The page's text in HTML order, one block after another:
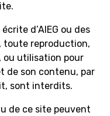
d’AIEG ou des
toute reproduction,
ou utilisation pour
de son contenu, par
sont interdits.
de ce site peuvent